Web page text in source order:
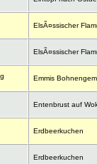
ElsÃ¤ssischer
ElsÃ¤ssischer
Emmis
Entenbrust auf
Erdbeerkuchen
Erdbeerkuchen